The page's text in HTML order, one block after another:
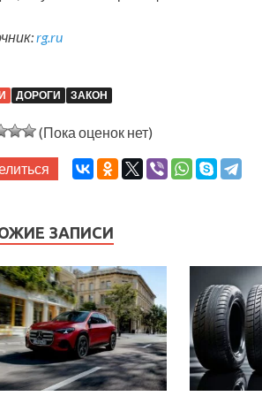
rg.ru
ДОРОГИ ЗАКОН
(Пока оценок нет)
ЗАПИСИ